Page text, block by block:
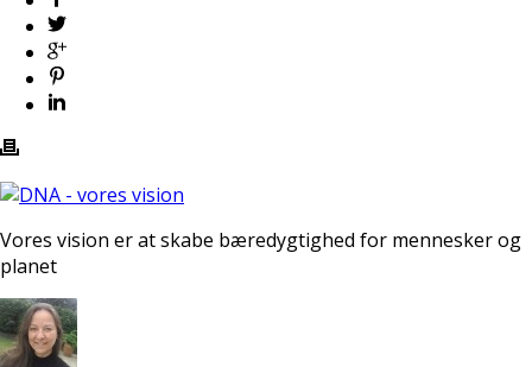
Vores vision er at skabe bæredygtighed for mennesker og
planet